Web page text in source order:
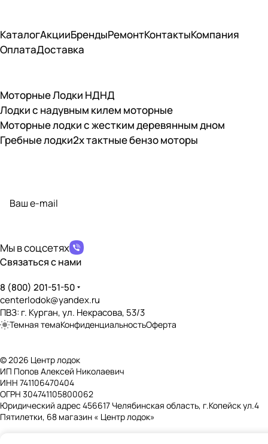
КаталогАкцииБрендыРемонтКонтактыКомпания
ОплатаДоставка
Моторные Лодки НДНД
Лодки с надувным килем моторные
Моторные лодки с жестким деревянным дном
Гребные лодки2х тактные бензо моторы
Мы в соцсетях
Связаться с нами
8 (800) 201-51-50
centerlodok@yandex.ru
ПВЗ: г. Курган, ул. Некрасова, 53/3
Темная темаКонфиденциальностьОферта
© 2026 Центр лодок
ИП Попов Алексей Николаевич
ИНН 741106470404
ОГРН 304741105800062
Юридический адрес 456617 Челябинская область, г.Копейск ул.4
Пятилетки, 68 магазин « Центр лодок»